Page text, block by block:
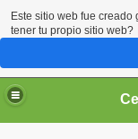
Este sitio web fue creado
tener tu propio sitio web?